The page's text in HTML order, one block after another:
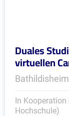
Duales
virtuellen
Bathildisheim
In
Hochschule)